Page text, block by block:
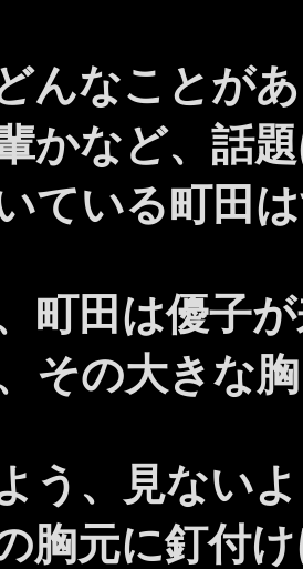
んなことが
かなど、話
ている町田
町田は優子
その大きな
う、見ない
胸元に釘付